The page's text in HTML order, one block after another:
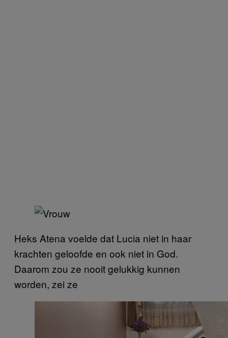
Heks Atena voelde dat Lucia niet in haar
krachten geloofde en ook niet in God.
Daarom zou ze nooit gelukkig kunnen
worden, zei ze